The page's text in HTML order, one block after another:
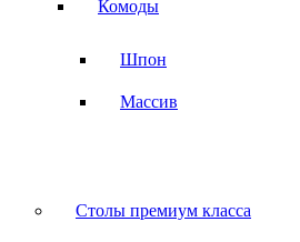
Комоды
Шпон
Массив
Столы премиум класса